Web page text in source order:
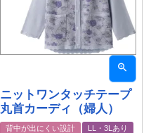
ニットワンタッチテープ
丸首カーディ（婦人）
背中が出にくい設計
LL・3Lあり